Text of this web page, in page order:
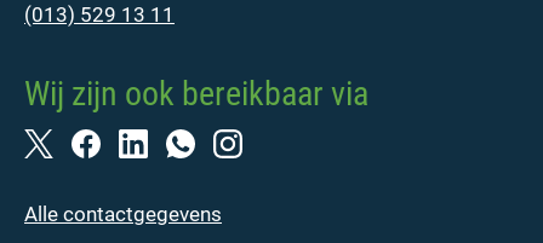
(013) 529 13 11
Wij zijn ook bereikbaar via
Alle contactgegevens